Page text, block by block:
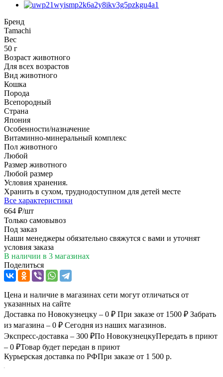
Бренд
Tamachi
Вес
50 г
Возраст животного
Для всех возрастов
Вид животного
Кошка
Порода
Всепородный
Страна
Япония
Особенности/назначение
Витаминно-минеральный комплекс
Пол животного
Любой
Размер животного
Любой размер
Условия хранения.
Хранить в сухом, труднодоступном для детей месте
Все характеристики
664 ₽/шт
Только самовывоз
Под заказ
Наши менеджеры обязательно свяжутся с вами и уточнят
условия заказа
В наличии в 3 магазинах
Поделиться
Цена и наличие в магазинах сети могут отличаться от
указанных на сайте
Доставка по Новокузнецку – 0 ₽ При заказе от 1500 ₽ Забрать
из магазина – 0 ₽ Сегодня из наших магазинов.
Экспресс-доставка – 300 ₽По НовокузнецкуПередать в приют
– 0 ₽Товар будет передан в приют
Курьерская доставка по РФПри заказе от 1 500 р.